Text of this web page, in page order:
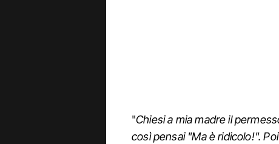
"Chiesi a mia madre il
così pensai "Ma è ridicolo!".